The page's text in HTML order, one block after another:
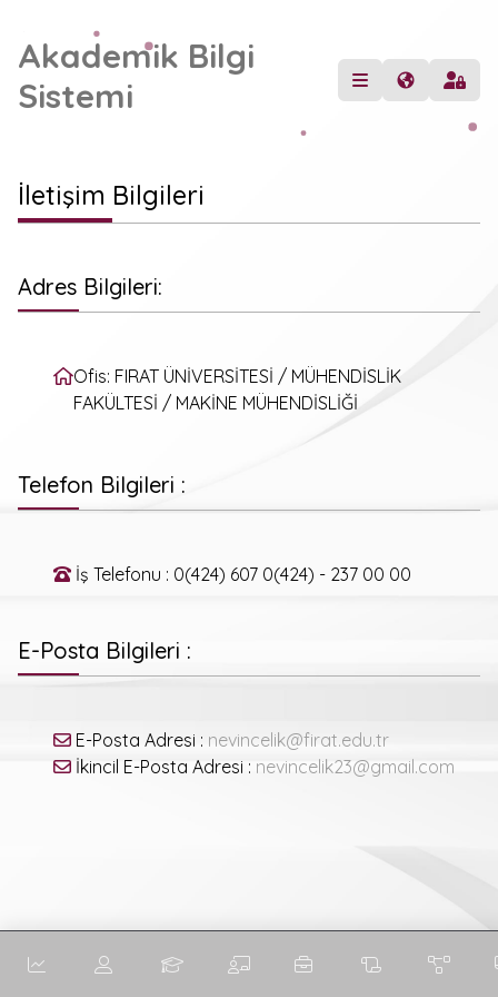
Akademik Bilgi
Sistemi
İletişim Bilgileri
Adres Bilgileri:
Ofis: FIRAT ÜNİVERSİTESİ / MÜHENDİSLİK
FAKÜLTESİ / MAKİNE MÜHENDİSLİĞİ
Telefon Bilgileri :
İş Telefonu : 0(424) 607 0(424) - 237 00 00
E-Posta Bilgileri :
E-Posta Adresi : nevincelik@firat.edu.tr
İkincil E-Posta Adresi : nevincelik23@gmail.com